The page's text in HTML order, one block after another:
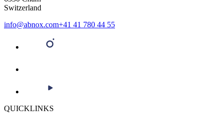
Switzerland
info@abnox.com+41 41 780 44 55
QUICKLINKS